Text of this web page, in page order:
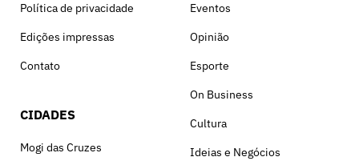
Política de privacidade
Edições impressas
Contato
CIDADES
Mogi das Cruzes
Eventos
Opinião
Esporte
On Business
Cultura
Ideias e Negócios